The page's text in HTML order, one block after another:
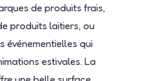
de produits frais,
produits laitiers, ou
événementielles qui
estivales. La